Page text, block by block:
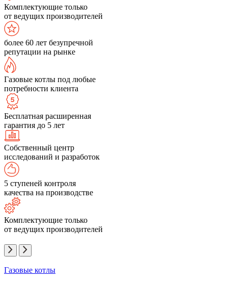
Комплектующие только
от ведущих производителей
более 60 лет безупречной
репутации на рынке
Газовые котлы под любые
потребности клиента
Бесплатная расширенная
гарантия до 5 лет
Собственный центр
исследований и разработок
5 ступеней контроля
качества на производстве
Комплектующие только
от ведущих производителей
Газовые котлы